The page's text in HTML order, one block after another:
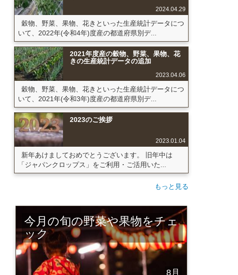
2024.04.29
穀物、野菜、果物、花きといった生産統計データにつ
いて、2022年(令和4年)度産の都道府県別デ...
2021年度産の穀物、野菜、果物、花
きの生産統計データの追加
2023.04.06
穀物、野菜、果物、花きといった生産統計データにつ
いて、2021年(令和3年)度産の都道府県別デ...
2023のご挨拶
2023.01.04
新年あけましておめでとうございます。 旧年中は
「ジャパンクロップス」をご利用・ご活用いた...
もっと見る
今月の旬の野菜や果物をチェ
ック
8月